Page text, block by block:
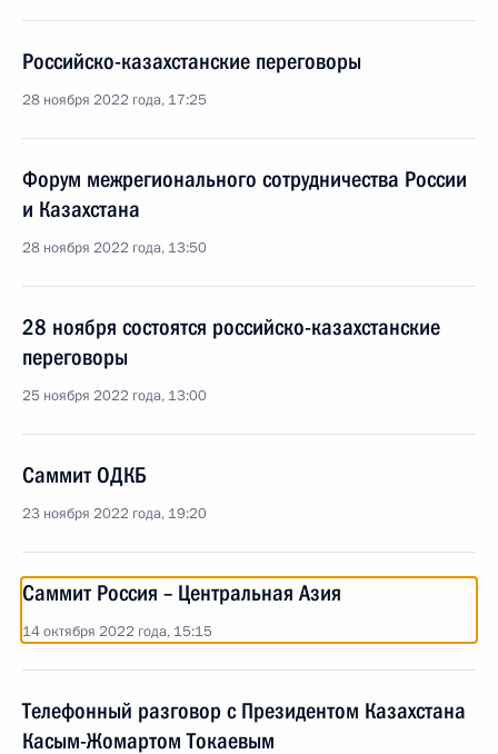
Российско-казахстанские переговоры
28 ноября 2022 года, 17:25
Форум межрегионального сотрудничества России
и Казахстана
28 ноября 2022 года, 13:50
28 ноября состоятся российско-казахстанские
переговоры
25 ноября 2022 года, 13:00
Саммит ОДКБ
23 ноября 2022 года, 19:20
Саммит Россия – Центральная Азия
14 октября 2022 года, 15:15
Телефонный разговор с Президентом Казахстана
Касым-Жомартом Токаевым